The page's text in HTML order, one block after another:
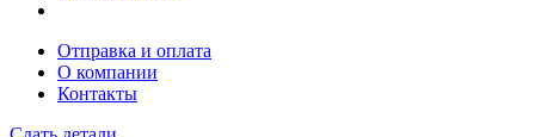
Отправка и оплата
О компании
Контакты